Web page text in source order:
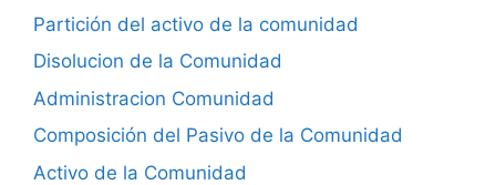
Partición del activo de la comunidad
Disolucion de la Comunidad
Administracion Comunidad
Composición del Pasivo de la Comunidad
Activo de la Comunidad